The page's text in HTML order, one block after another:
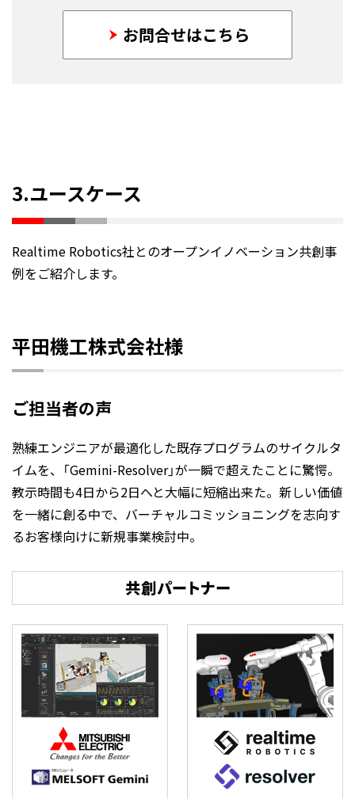
お問合せはこちら
3.ユースケース
Realtime Robotics社とのオープンイノベーション共創事
例をご紹介します。
平田機工株式会社様
ご担当者の声
熟練エンジニアが最適化した既存プログラムのサイクルタ
イムを、「Gemini-Resolver」が一瞬で超えたことに驚愕。
教示時間も4日から2日へと大幅に短縮出来た。新しい価値
を一緒に創る中で、バーチャルコミッショニングを志向す
るお客様向けに新規事業検討中。